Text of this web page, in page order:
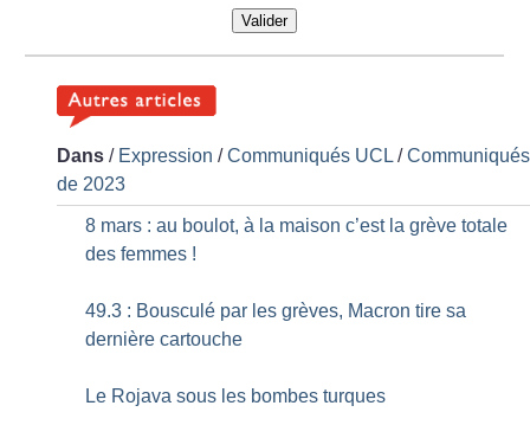
Valider
Dans / Expression /Communiqués UCL /Communiqués
de 2023
8 mars : au boulot, à la maison c’est la grève totale
des femmes !
49.3 : Bousculé par les grèves, Macron tire sa
dernière cartouche
Le Rojava sous les bombes turques